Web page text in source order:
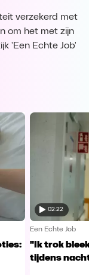
verzekerd met
om het met zijn
'Een Echte Job'
02:22
Een Echte Job
"Ik trok
tijdens